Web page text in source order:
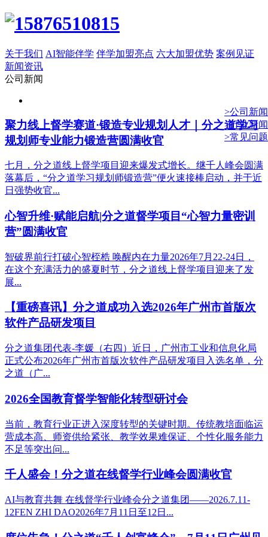
关于我们 AI智能伴学 伴学加盟亮点 六大加盟优势 案例见证
新闻资讯
公司新闻
>公司新闻
>行业新闻
>常见问题
聚力线上督学赛道·锻造专业规划人才｜分之道学习
规划师专业能力锻造营圆满收官
七月，分之道线上督学项目迎来爆发式增长。继千人峰会圆满
落幕后，“分之道学习规划师锻造营”便火速接棒启动，并于近
日强势收官...
心智升维·赋能启航|分之道督学项目“心智力量密训
营”圆满收官
智破界前行打破心智桎梏 唤醒内在力量2026年7月22-24日，
在这个充满活力的盛夏时节，分之道线上督学项目迎来了发
展...
【重磅喜讯】分之道成功入选2026年广州市首版次
软件产品研发项目
分之道集团代表-李媛（右四）近日，广州市工业和信息化局
正式公布2026年广州市首版次软件产品研发项目入选名单，分
之道（广...
2026全国教育督学智能化转型研讨会
当前，教育行业正进入深度转型的关键时期。传统教培面临运
营成本高、师资供给紧张、教学效果难保证、个性化服务能力
不足等突出问...
千人盛会！分之道在线督学行业峰会圆满收官
AI与教育共舞 在线督学行业峰会分之道集团——2026.7.11-
12FEN ZHI DAO2026年7月11日至12日...